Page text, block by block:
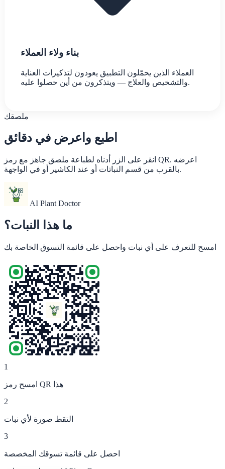
بناء ولاء العملاء
العملاء الذين يحمّلون التطبيق يعودون لتذكيرات العناية
والتشخيص والعلاج — ويتذكرون من أين حصلوا عليه.
ملصقك
اطبع واعرض في دقائق
انقر على الزر أدناه لطباعة ملصق جاهز مع رمز QR. اعرضه
بالقرب من قسم النباتات أو عند الكاشير أو في الواجهة.
AI Plant Doctor
ما هذا النبات؟
امسح للتعرف على أي نبات واحصل على قائمة التسوق الخاصة بك
1
امسح رمز QR هذا
2
التقط صورة لأي نبات
3
احصل على قائمة تسوقك المخصصة